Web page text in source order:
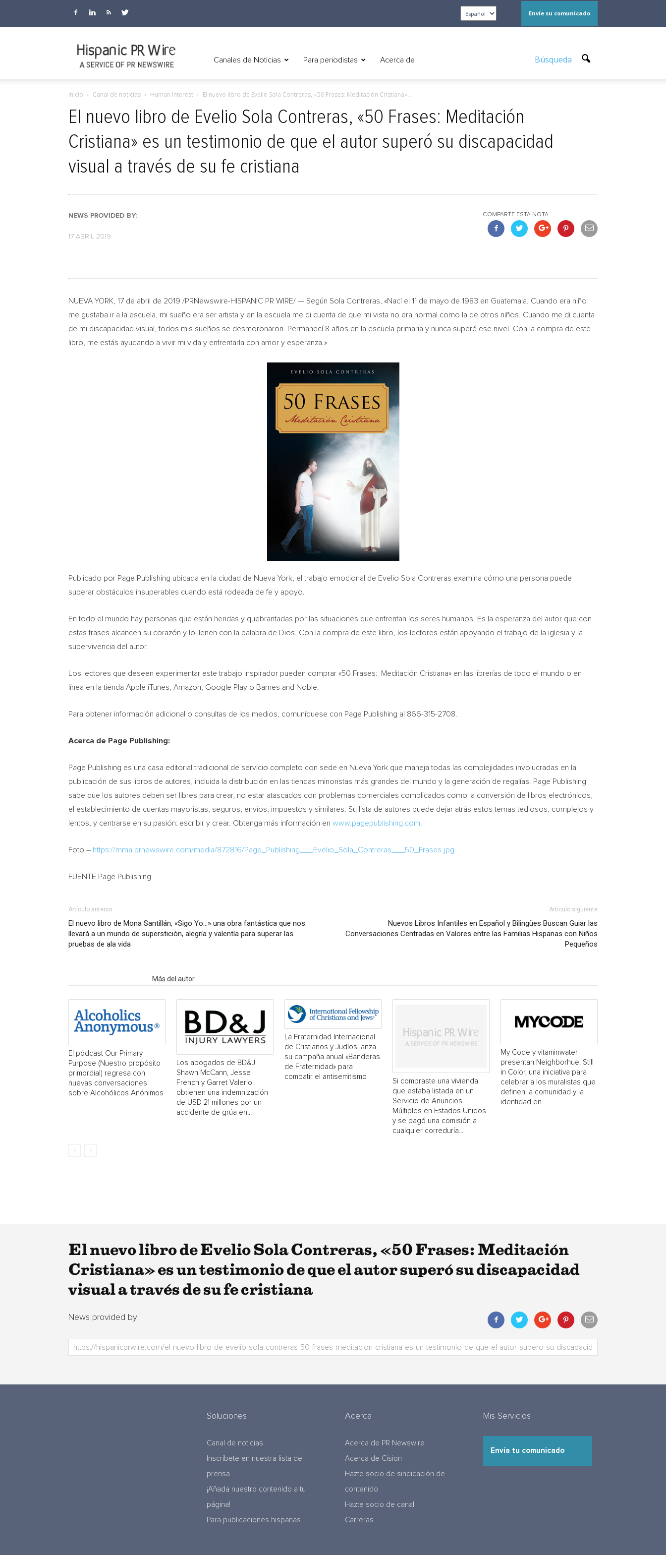
Envíe su comunicado
Canales de Noticias Para periodistas Acerca de Búsqueda
Inicio Canal de noticias Human Interest El nuevo libro de Evelio Sola Contreras, «50 Frases: Meditación Cristiana»...
El nuevo libro de Evelio Sola Contreras, «50 Frases: Meditación
Cristiana» es un testimonio de que el autor superó su discapacidad
visual a través de su fe cristiana
NEWS PROVIDED BY:
17 ABRIL 2019
COMPARTE ESTA NOTA
NUEVA YORK , 17 de abril de 2019 /PRNewswire-HISPANIC PR WIRE/ — Según Sola Contreras, «Nací el 11 de mayo de 1983 en Guatemala . Cuando era niño
me gustaba ir a la escuela, mi sueño era ser artista y en la escuela me di cuenta de que mi vista no era normal como la de otros niños. Cuando me di cuenta
de mi discapacidad visual, todos mis sueños se desmoronaron. Permanecí 8 años en la escuela primaria y nunca superé ese nivel. Con la compra de este
libro, me estás ayudando a vivir mi vida y enfrentarla con amor y esperanza.»
Publicado por Page Publishing ubicada en la ciudad de Nueva York , el trabajo emocional de Evelio Sola Contreras examina cómo una persona puede
superar obstáculos insuperables cuando está rodeada de fe y apoyo.
En todo el mundo hay personas que están heridas y quebrantadas por las situaciones que enfrentan los seres humanos. Es la esperanza del autor que con
estas frases alcancen su corazón y lo llenen con la palabra de Dios. Con la compra de este libro, los lectores están apoyando el trabajo de la iglesia y la
supervivencia del autor.
Los lectores que deseen experimentar este trabajo inspirador pueden comprar «50 Frases: Meditación Cristiana» en las librerías de todo el mundo o en
línea en la tienda Apple iTunes, Amazon, Google Play o Barnes and Noble.
Para obtener información adicional o consultas de los medios, comuníquese con Page Publishing al 866-315-2708.
Acerca de Page Publishing:
Page Publishing es una casa editorial tradicional de servicio completo con sede en Nueva York que maneja todas las complejidades involucradas en la
publicación de sus libros de autores, incluida la distribución en las tiendas minoristas más grandes del mundo y la generación de regalías. Page Publishing
sabe que los autores deben ser libres para crear, no estar atascados con problemas comerciales complicados como la conversión de libros electrónicos,
el establecimiento de cuentas mayoristas, seguros, envíos, impuestos y similares. Su lista de autores puede dejar atrás estos temas tediosos, complejos y
lentos, y centrarse en su pasión: escribir y crear. Obtenga más información en www.pagepublishing.com
Foto – https://mma.prnewswire.com/media/872816/Page_Publishing___Evelio_Sola_Contreras___50_Frases.jpg
FUENTE Page Publishing
Artículo anterior
El nuevo libro de Mona Santillán, «Sigo Yo…» una obra fantástica que nos
llevará a un mundo de superstición, alegría y valentía para superar las
pruebas de ala vida
Artículo siguiente
Nuevos Libros Infantiles en Español y Bilingües Buscan Guiar las
Conversaciones Centradas en Valores entre las Familias Hispanas con Niños
Pequeños
Más del autor
El pódcast Our Primary
Purpose (Nuestro propósito
primordial) regresa con
nuevas conversaciones
sobre Alcohólicos Anónimos
Los abogados de BD&J
Shawn McCann, Jesse
French y Garret Valerio
obtienen una indemnización
de USD 21 millones por un
accidente de grúa en...
La Fraternidad Internacional
de Cristianos y Judíos lanza
su campaña anual «Banderas
de Fraternidad» para
combatir el antisemitismo
Si compraste una vivienda
que estaba listada en un
Servicio de Anuncios
Múltiples en Estados Unidos
y se pagó una comisión a
cualquier correduría...
My Code y vitaminwater
presentan Neighborhue: Still
in Color, una iniciativa para
celebrar a los muralistas que
definen la comunidad y la
identidad en...
El nuevo libro de Evelio Sola Contreras, «50 Frases: Meditación
Cristiana» es un testimonio de que el autor superó su discapacidad
visual a través de su fe cristiana
News provided by:
Soluciones
Canal de noticias
Inscríbete en nuestra lista de
prensa
¡Añada nuestro contenido a tu
página!
Para publicaciones hispanas
Acerca
Acerca de PR Newswire
Acerca de Cision
Hazte socio de sindicación de
contenido
Hazte socio de canal
Carreras
Mis Servicios
Envía tu comunicado